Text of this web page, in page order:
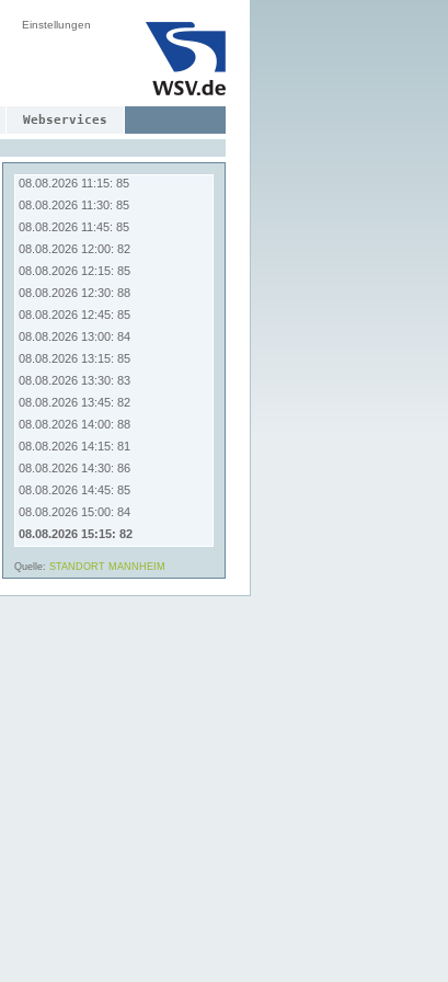
Einstellungen
Webservices
08.08.2026 09:30: 81
08.08.2026 10:30: 86
08.08.2026 10:45: 80
08.08.2026 11:00: 88
08.08.2026 11:15: 85
08.08.2026 11:30: 85
08.08.2026 11:45: 85
08.08.2026 12:00: 82
08.08.2026 12:15: 85
08.08.2026 12:30: 88
08.08.2026 12:45: 85
08.08.2026 13:00: 84
08.08.2026 13:15: 85
08.08.2026 13:30: 83
08.08.2026 13:45: 82
08.08.2026 14:00: 88
08.08.2026 14:15: 81
08.08.2026 14:30: 86
08.08.2026 14:45: 85
08.08.2026 15:00: 84
08.08.2026 15:15: 82
Quelle: STANDORT MANNHEIM